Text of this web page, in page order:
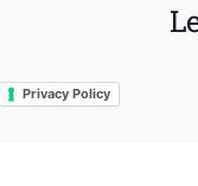
Privacy Policy